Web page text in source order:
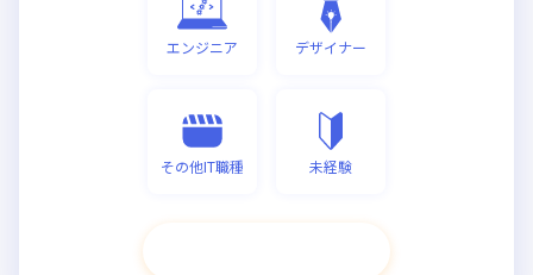
エンジニア デザイナー
その他IT職種 未経験